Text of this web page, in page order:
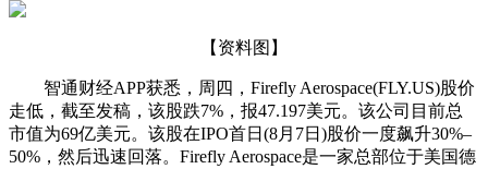
【资料图】
智通财经APP获悉，周四，Firefly Aerospace(FLY.US)股价
走低，截至发稿，该股跌7%，报47.197美元。该公司目前总
市值为69亿美元。该股在IPO首日(8月7日)股价一度飙升30%–
50%，然后迅速回落。Firefly Aerospace是一家总部位于美国德